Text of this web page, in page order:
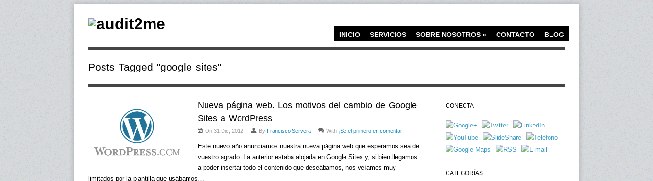
INICIO SERVICIOS SOBRE NOSOTROS » CONTACTO BLOG
Posts Tagged "google sites"
Nueva página web. Los motivos del cambio de Google
Sites a WordPress
On 31 Dic, 2012 By Francisco Servera With ¡Se el primero en comentar!
Este nuevo año anunciamos nuestra nueva página web que esperamos sea de
vuestro agrado. La anterior estaba alojada en Google Sites y, si bien llegamos
a poder insertar todo el contenido que deseábamos, nos veíamos muy
limitados por la plantilla que usábamos…
CONECTA
CATEGORÍAS